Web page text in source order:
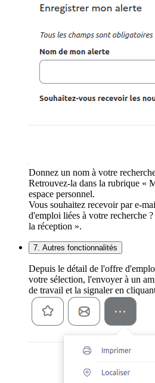
Donnez un nom à votre
Retrouvez-la dans la rubrique «
espace personnel.
Vous souhaitez recevoir par e-
d'emploi liées à votre recherche
la réception ».
7. Autres fonctionnalités
Depuis le détail de l'offre
votre sélection, l'envoyer à un
de travail et la signaler en